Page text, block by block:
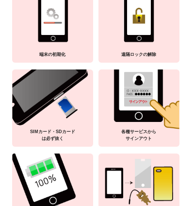
端末の初期化 遠隔ロックの解除
SIMカード・SDカード
は必ず抜く
各種サービスから
サインアウト